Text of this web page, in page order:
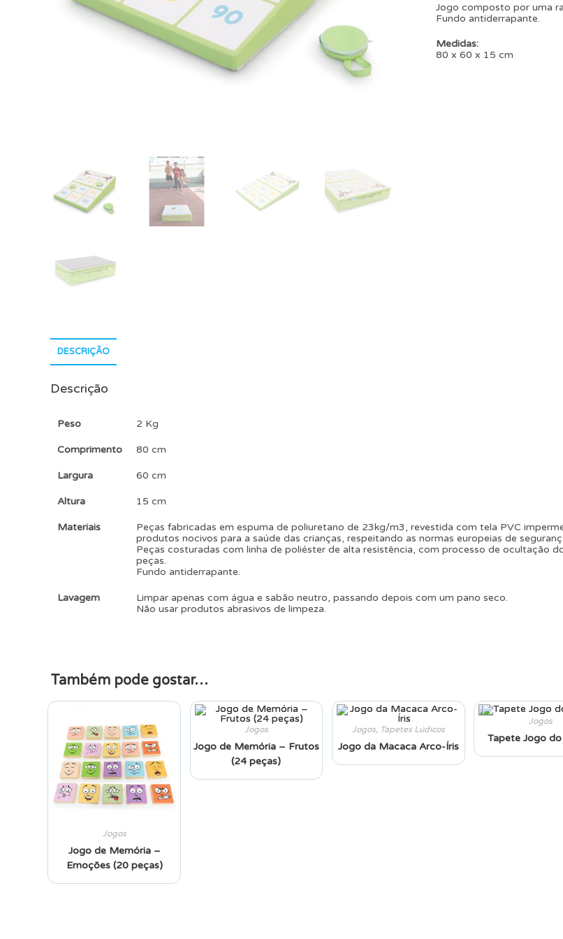
Jogo composto por uma
Fundo antiderrapante.
Medidas:
80 x 60 x 15 cm
DESCRIÇÃO
Descrição
Peso 2 Kg
Comprimento 80 cm
Largura 60 cm
Altura 15 cm
Materiais
Peças fabricadas em espuma de poliuretano de 23kg/m3, revestida com tela PVC
produtos nocivos para a saúde das crianças, respeitando as normas europeias de
Peças costuradas com linha de poliéster de alta resistência, com processo de ocultação
peças.
Fundo antiderrapante.
Lavagem
Limpar apenas com água e sabão neutro, passando depois com um pano seco.
Não usar produtos abrasivos de limpeza.
Também pode gostar…
Jogos
Jogo de Memória –
Emoções (20 peças)
Jogos
Jogo de Memória – Frutos
(24 peças)
Jogos, Tapetes Lúdicos
Jogo da Macaca Arco-Íris
Jogos
Tapete Jogo do